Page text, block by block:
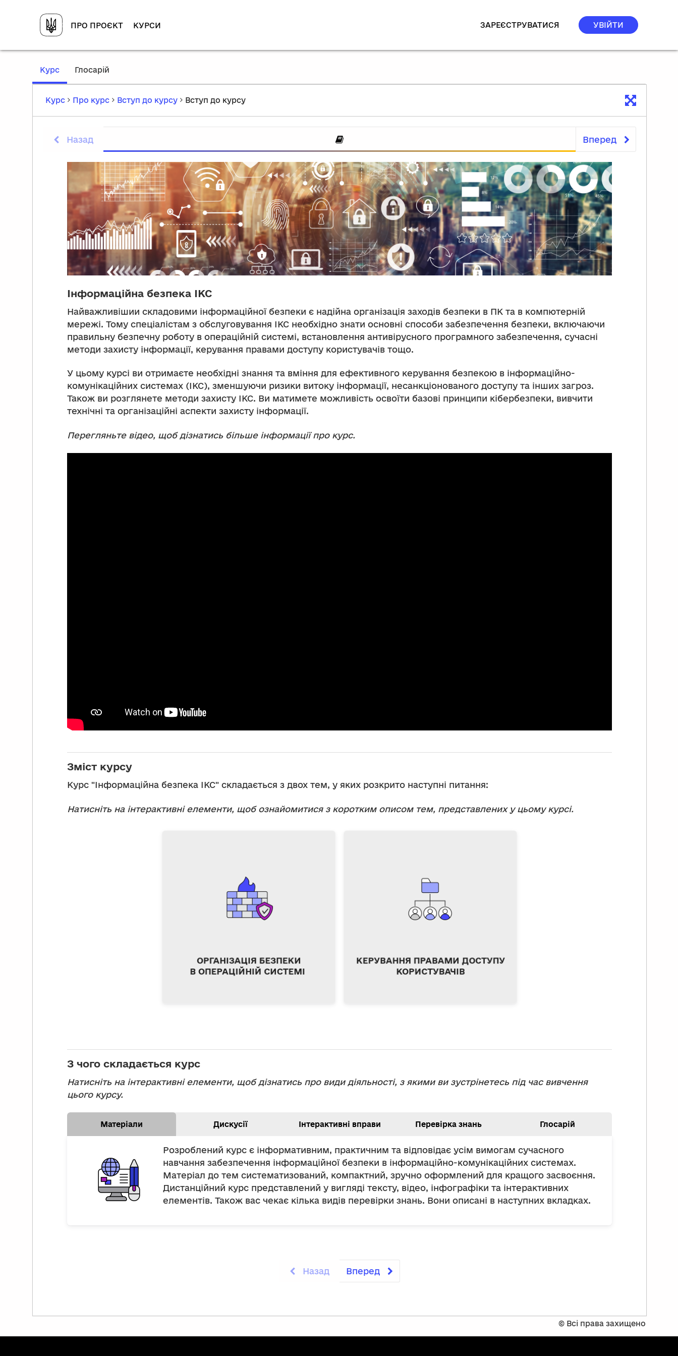
ПРО ПРОЄКТ КУРСИ ЗАРЕЄСТРУВАТИСЯ УВІЙТИ
Курс,
Глосарій
Курс Про курс Вступ до курсу Вступ до курсу
Назад Вперед
Вступ до курсу
Інформаційна безпека ІКС
Найважливішии складовими інформаційної безпеки є надійна організація заходів безпеки в ПК та в компютерній
мережі. Тому спеціалістам з обслуговування ІКС необхідно знати основні способи забезпечення безпеки, включаючи
правильну безпечну роботу в операційній системі, встановлення антивірусного програмного забезпечення, сучасні
методи захисту інформації, керування правами доступу користувачів тощо.
У цьому курсі ви отримаєте необхідні знання та вміння для ефективного керування безпекою в інформаційно-
комунікаційних системах (ІКС), зменшуючи ризики витоку інформації, несанкціонованого доступу та інших загроз.
Також ви розглянете методи захисту ІКС. Ви матимете можливість освоїти базові принципи кібербезпеки, вивчити
технічні та організаційні аспекти захисту інформації.
Перегляньте відео, щоб дізнатись більше інформації про курс.
Зміст курсу
Курс "Інформаційна безпека ІКС" складається з двох тем, у яких розкрито наступні питання:
Натисніть на інтерактивні елементи, щоб ознайомитися з коротким описом тем, представлених у цьому курсі.
ОРГАНІЗАЦІЯ БЕЗПЕКИ
В ОПЕРАЦІЙНІЙ СИСТЕМІ
У цій темі ви розглянете
принципи та методи організації
КЕРУВАННЯ ПРАВАМИ ДОСТУПУ
КОРИСТУВАЧІВ
принципи та практичні аспекти
керування правами доступу
користувачів, включаючи
встановлення, зміну та
роботи над документами.
З чого складається курс
Натисніть на інтерактивні елементи, щоб дізнатись про види діяльності, з якими ви зустрінетесь під час вивчення
цього курсу.
Матеріали Дискусії Інтерактивні вправи Перевірка знань Глосарій
Розроблений курс є інформативним, практичним та відповідає усім вимогам сучасного
навчання забезпечення інформаційної безпеки в інформаційно-комунікаційних системах.
Матеріал до тем систематизований, компактний, зручно оформлений для кращого засвоєння.
Дистанційний курс представлений у вигляді тексту, відео, інфографіки та інтерактивних
елементів. Також вас чекає кілька видів перевірки знань. Вони описані в наступних вкладках.
Назад Вперед
© Всі права захищено